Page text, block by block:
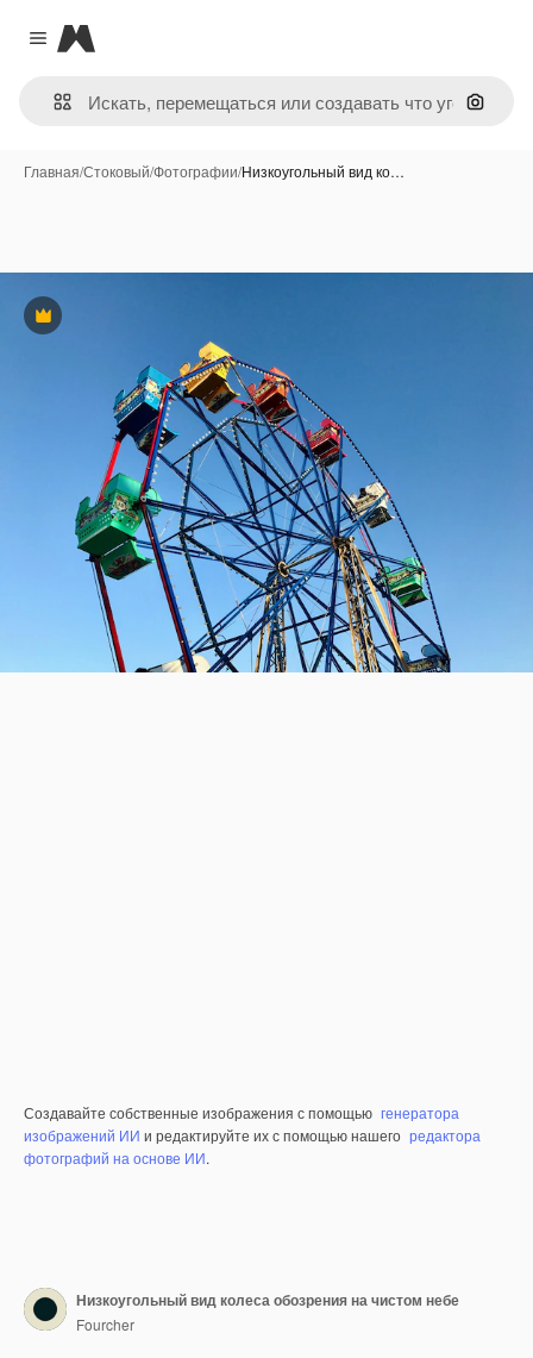
Close menu
Magnific
Поиск
Главная/Стоковый/Фотографии/Низкоугольный вид ко…
Премиум
Создавайте собственные изображения с помощью генератора
изображений ИИ и редактируйте их с помощью нашего редактора
фотографий на основе ИИ.
Низкоугольный вид колеса обозрения на чистом небе
Fourcher